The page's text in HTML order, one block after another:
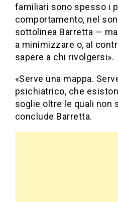
familiari sono spesso i
comportamento, nel
sottolinea Barretta —
a minimizzare o, al
sapere a chi rivolgersi».
«Serve una mappa.
psichiatrico, che
soglie oltre le quali non
conclude Barretta.